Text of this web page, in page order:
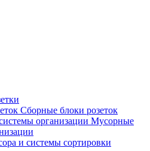
Сборные блоки розеток
Мусорные